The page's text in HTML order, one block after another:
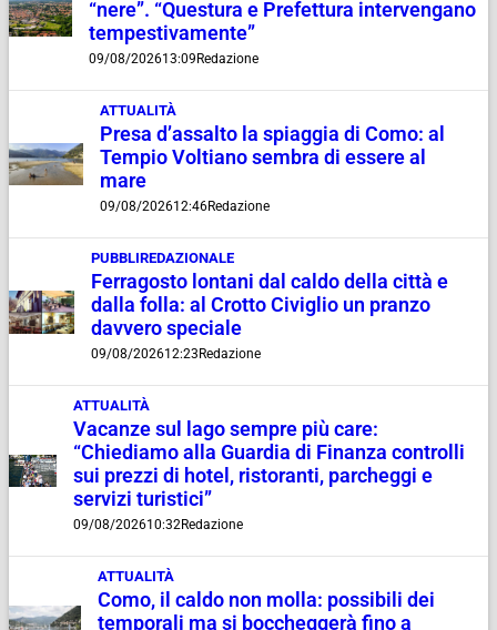
“nere”. “Questura e Prefettura intervengano
tempestivamente”
09/08/202613:09 Redazione
ATTUALITÀ
Presa d’assalto la spiaggia di Como: al
Tempio Voltiano sembra di essere al
mare
09/08/202612:46Redazione
PUBBLIREDAZIONALE
Ferragosto lontani dal caldo della città e
dalla folla: al Crotto Civiglio un pranzo
davvero speciale
09/08/202612:23 Redazione
ATTUALITÀ
Vacanze sul lago sempre più care:
“Chiediamo alla Guardia di Finanza controlli
sui prezzi di hotel, ristoranti, parcheggi e
servizi turistici”
09/08/202610:32Redazione
ATTUALITÀ
Como, il caldo non molla: possibili dei
temporali ma si boccheggerà fino a